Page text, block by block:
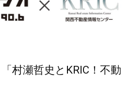
瀬哲史とKRIC！不動